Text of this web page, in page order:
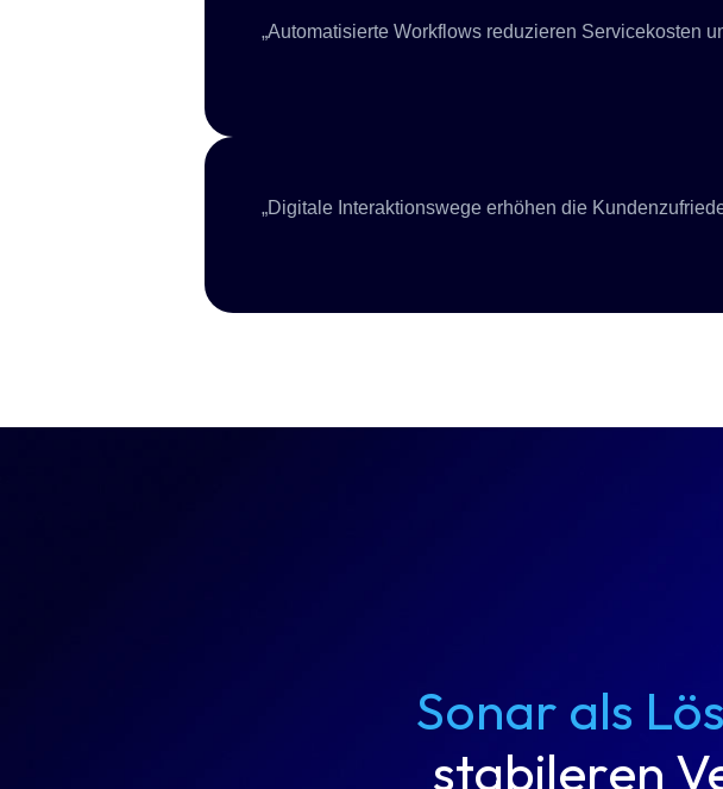
„Automatisierte Workflows reduzieren Servicekosten
„Digitale Interaktionswege erhöhen die
Sonar als
stabileren